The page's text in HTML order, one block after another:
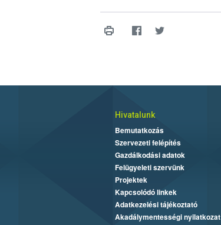
Hivatalunk
Bemutatkozás
Szervezeti felépítés
Gazdálkodási adatok
Felügyeleti szervünk
Projektek
Kapcsolódó linkek
Adatkezelési tájékoztató
Akadálymentességi nyilatkozat